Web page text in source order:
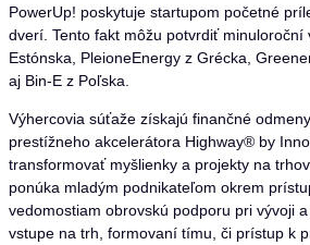
PowerUp! poskytuje startupom početné
dverí. Tento fakt môžu potvrdiť minuloroční
Estónska, PleioneEnergy z Grécka,
aj Bin-E z Poľska.
Výhercovia súťaže získajú finančné
prestížneho akcelerátora Highway® by
transformovať myšlienky a projekty na
ponúka mladým podnikateľom okrem
vedomostiam obrovskú podporu pri vývoji
vstupe na trh, formovaní tímu, či prístup k